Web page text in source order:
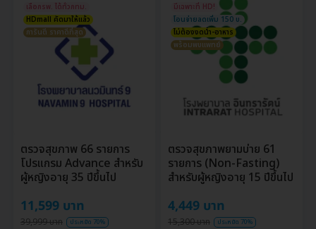
เลือกรพ. ได้ทั่วกทม.
HDmall คัดมาให้แล้ว
การันตี ราคาดีที่สุด
ตรวจสุขภาพ 66 รายการ
โปรแกรม Advance สำหรับ
ผู้หญิงอายุ 35 ปีขึ้นไป
11,599 บาท
39,999 บาท ประหยัด 70%
มีเฉพาะที่ HD!
โอนจ่ายลดเพิ่ม 150 บ.
ไม่ต้องงดน้ำ-อาหาร
พร้อมพบแพทย์
ตรวจสุขภาพยามบ่าย 61
รายการ (Non-Fasting)
สำหรับผู้หญิงอายุ 15 ปีขึ้นไป
4,449 บาท
15,300 บาท ประหยัด 70%